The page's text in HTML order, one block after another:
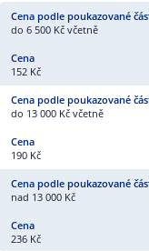
do 6 500 Kč včetně
152 Kč
do 13 000 Kč včetně
190 Kč
nad 13 000 Kč
236 Kč